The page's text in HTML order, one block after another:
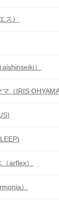
ス）
）
（IRIS OHYAMA
arflex）
）